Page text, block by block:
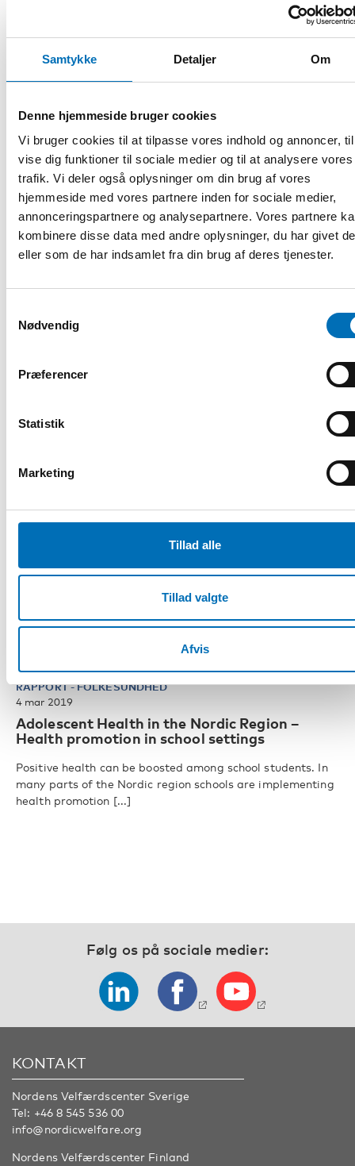
Samtykke Detaljer Om
Denne hjemmeside bruger cookies
Vi bruger cookies til at tilpasse vores indhold og annoncer,
vise dig funktioner til sociale medier og til at analysere vores
trafik. Vi deler også oplysninger om din brug af vores
hjemmeside med vores partnere inden for sociale medier,
annonceringspartnere og analysepartnere. Vores partnere
kombinere disse data med andre oplysninger, du har givet
eller som de har indsamlet fra din brug af deres tjenester.
Nødvendig
Præferencer
Statistik
Marketing
Tillad alle
Tillad valgte
Afvis
RAPPORT-FOLKESUNDHED
Policy briefs to increase equality in health
This report contains three policy briefs on interventions
that aim to increase equality in health. The policy briefs
highlights su [...]
RAPPORT-FOLKESUNDHED
4 mar 2019
Adolescent Health in the Nordic Region –
Health promotion in school settings
Positive health can be boosted among school students. In
many parts of the Nordic region schools are implementing
health promotion [...]
Følg os på sociale medier:
KONTAKT
Nordens Velfærdscenter Sverige
Tel: +46 8 545 536 00
info@nordicwelfare.org
Nordens Velfærdscenter Finland